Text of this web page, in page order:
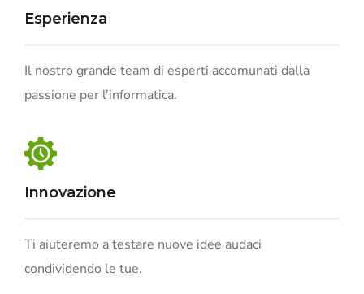
Esperienza
Il nostro grande team di esperti accomunati dalla
passione per l'informatica.
Innovazione
Ti aiuteremo a testare nuove idee audaci
condividendo le tue.